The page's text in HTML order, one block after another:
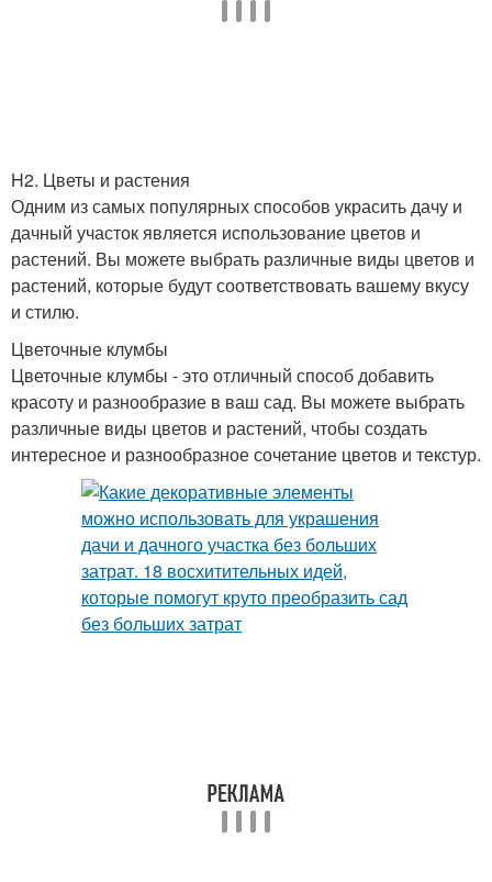
H2. Цветы и растения
Одним из самых популярных способов украсить дачу и
дачный участок является использование цветов и
растений. Вы можете выбрать различные виды цветов и
растений, которые будут соответствовать вашему вкусу
и стилю.
Цветочные клумбы
Цветочные клумбы - это отличный способ добавить
красоту и разнообразие в ваш сад. Вы можете выбрать
различные виды цветов и растений, чтобы создать
интересное и разнообразное сочетание цветов и текстур.